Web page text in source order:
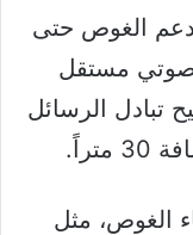
الغوص حتى
صوتي مستقل
تبادل الرسائل
الغوص، مثل